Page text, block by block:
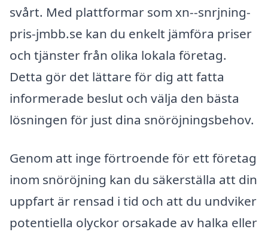
svårt. Med plattformar som xn--snrjning-
pris-jmbb.se kan du enkelt jämföra priser
och tjänster från olika lokala företag.
Detta gör det lättare för dig att fatta
informerade beslut och välja den bästa
lösningen för just dina snöröjningsbehov.
Genom att inge förtroende för ett företag
inom snöröjning kan du säkerställa att din
uppfart är rensad i tid och att du undviker
potentiella olyckor orsakade av halka eller